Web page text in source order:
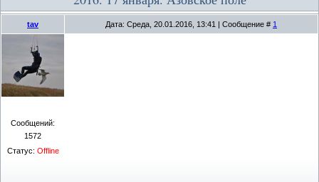
tav Дата: Среда, 20.01.2016, 13:41 | Сообщение # 1
Сообщений:
1572
Статус: Offline